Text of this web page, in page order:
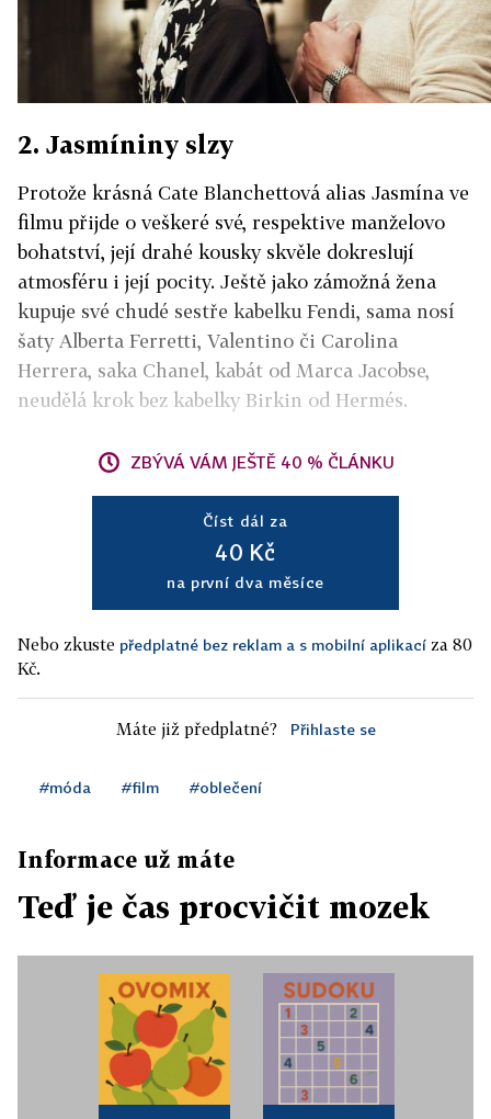
2. Jasmíniny slzy
Protože krásná Cate Blanchettová alias Jasmína ve
filmu přijde o veškeré své, respektive manželovo
bohatství, její drahé kousky skvěle dokreslují
atmosféru i její pocity. Ještě jako zámožná žena
kupuje své chudé sestře kabelku Fendi, sama nosí
šaty Alberta Ferretti, Valentino či Carolina
Herrera, saka Chanel, kabát od Marca Jacobse,
neudělá krok bez kabelky Birkin od Hermés.
ZBÝVÁ VÁM JEŠTĚ 40 % ČLÁNKU
Číst dál za
40 Kč
na první dva měsíce
Nebo zkuste předplatné bez reklam a s mobilní aplikací za 80
Kč.
Máte již předplatné? Přihlaste se
#móda #film #oblečení
Informace už máte
Teď je čas procvičit mozek